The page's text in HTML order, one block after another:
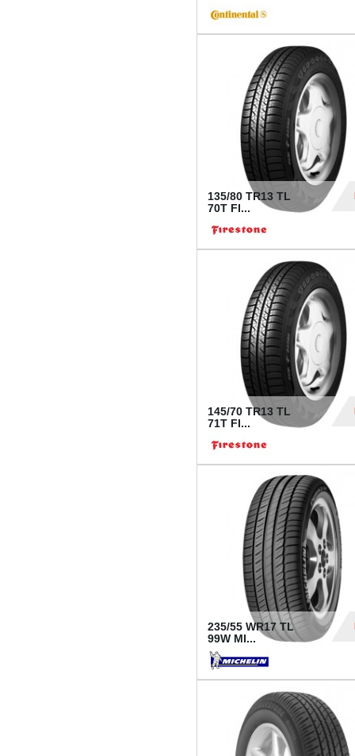
135/80 TR13 TL
70T FI...
145/70 TR13 TL
71T FI...
235/55 WR17 TL
99W MI...